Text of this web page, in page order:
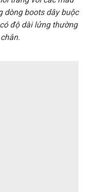
dòng boots dây buộc
độ dài lửng thường